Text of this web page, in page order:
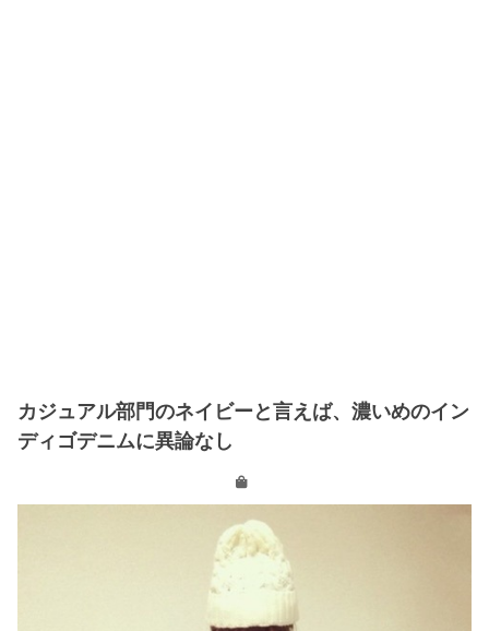
カジュアル部門のネイビーと言えば、濃いめのイン
ディゴデニムに異論なし